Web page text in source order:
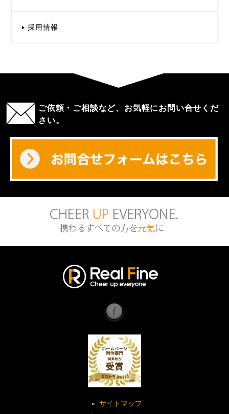
採用情報
ご依頼・ご相談など、お気軽にお問い合せくだ
さい。
寿にあるホームページ制作会社
株式会社リアルファイン
ファイ
ン
Faceb
ook
Page
» サイトマップ